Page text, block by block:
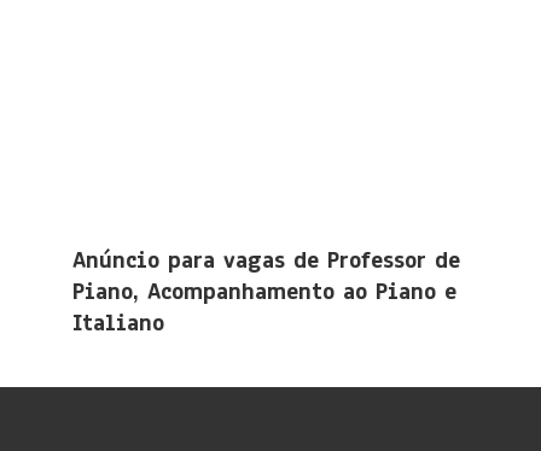
Anúncio para vagas de Professor de
Piano, Acompanhamento ao Piano e
Italiano